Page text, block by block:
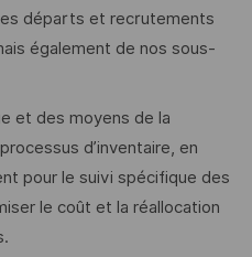
départs et recrutements
également de nos sous-
et des moyens de la
d’inventaire, en
pour le suivi spécifique des
le coût et la réallocation